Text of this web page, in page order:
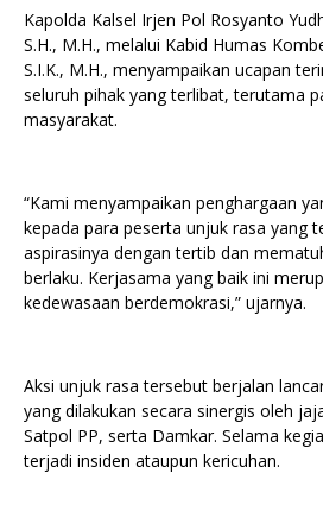
Kapolda Kalsel Irjen Pol Rosyanto
S.H., M.H., melalui Kabid Humas
S.I.K., M.H., menyampaikan ucapan
seluruh pihak yang terlibat, terutama
masyarakat.
“Kami menyampaikan penghargaan
kepada para peserta unjuk rasa yang
aspirasinya dengan tertib dan
berlaku. Kerjasama yang baik ini
kedewasaan berdemokrasi,” ujarnya.
Aksi unjuk rasa tersebut berjalan
yang dilakukan secara sinergis oleh
Satpol PP, serta Damkar. Selama
terjadi insiden ataupun kericuhan.